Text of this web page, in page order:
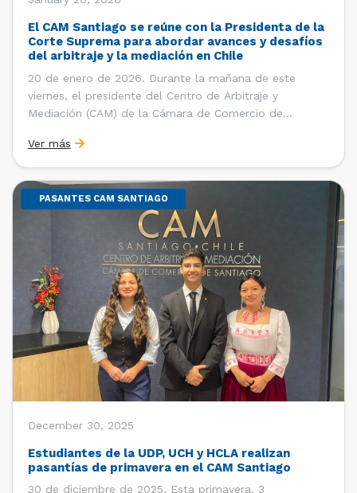
El CAM Santiago se reúne con la Presidenta de la
Corte Suprema para abordar avances y desafíos
del arbitraje y la mediación en Chile
20 de enero de 2026. Durante la mañana de este
viernes, el presidente del Centro de Arbitraje y
Mediación (CAM) de la Cámara de Comercio de
del CAM Santiago, Ximena Vial; y el gerente general de
la CCS, Carlos Soublette, sostuvieron un encuentro […]
Ver más
PASANTES CAM SANTIAGO
December 30, 2025
Estudiantes de la UDP, UCH y HCLA realizan
pasantías de primavera en el CAM Santiago
30 de diciembre de 2025. Esta primavera, 3